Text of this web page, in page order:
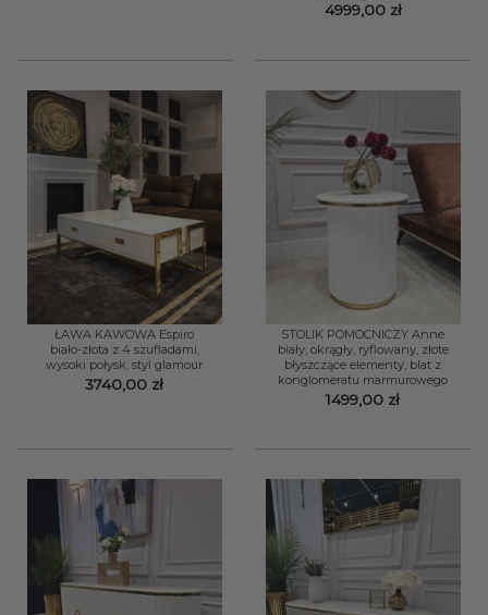
4999,00 zł
ŁAWA KAWOWA Espiro
biało-złota z 4 szufladami,
wysoki połysk, styl glamour
3740,00 zł
STOLIK POMOCNICZY Anne
biały, okrągły, ryflowany, złote
błyszczące elementy, blat z
konglomeratu marmurowego
1499,00 zł